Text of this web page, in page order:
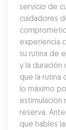
servicio de
cuidadores
experiencia
su rutina de
y la duración
que la rutina
lo máximo
estimulación
reserva.
que hables